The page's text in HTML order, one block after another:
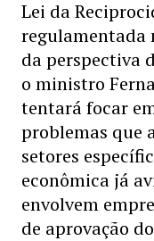
Lei da
regulamentada
da perspectiva
o ministro
tentará focar
problemas que
setores
econômica já
envolvem
de aprovação